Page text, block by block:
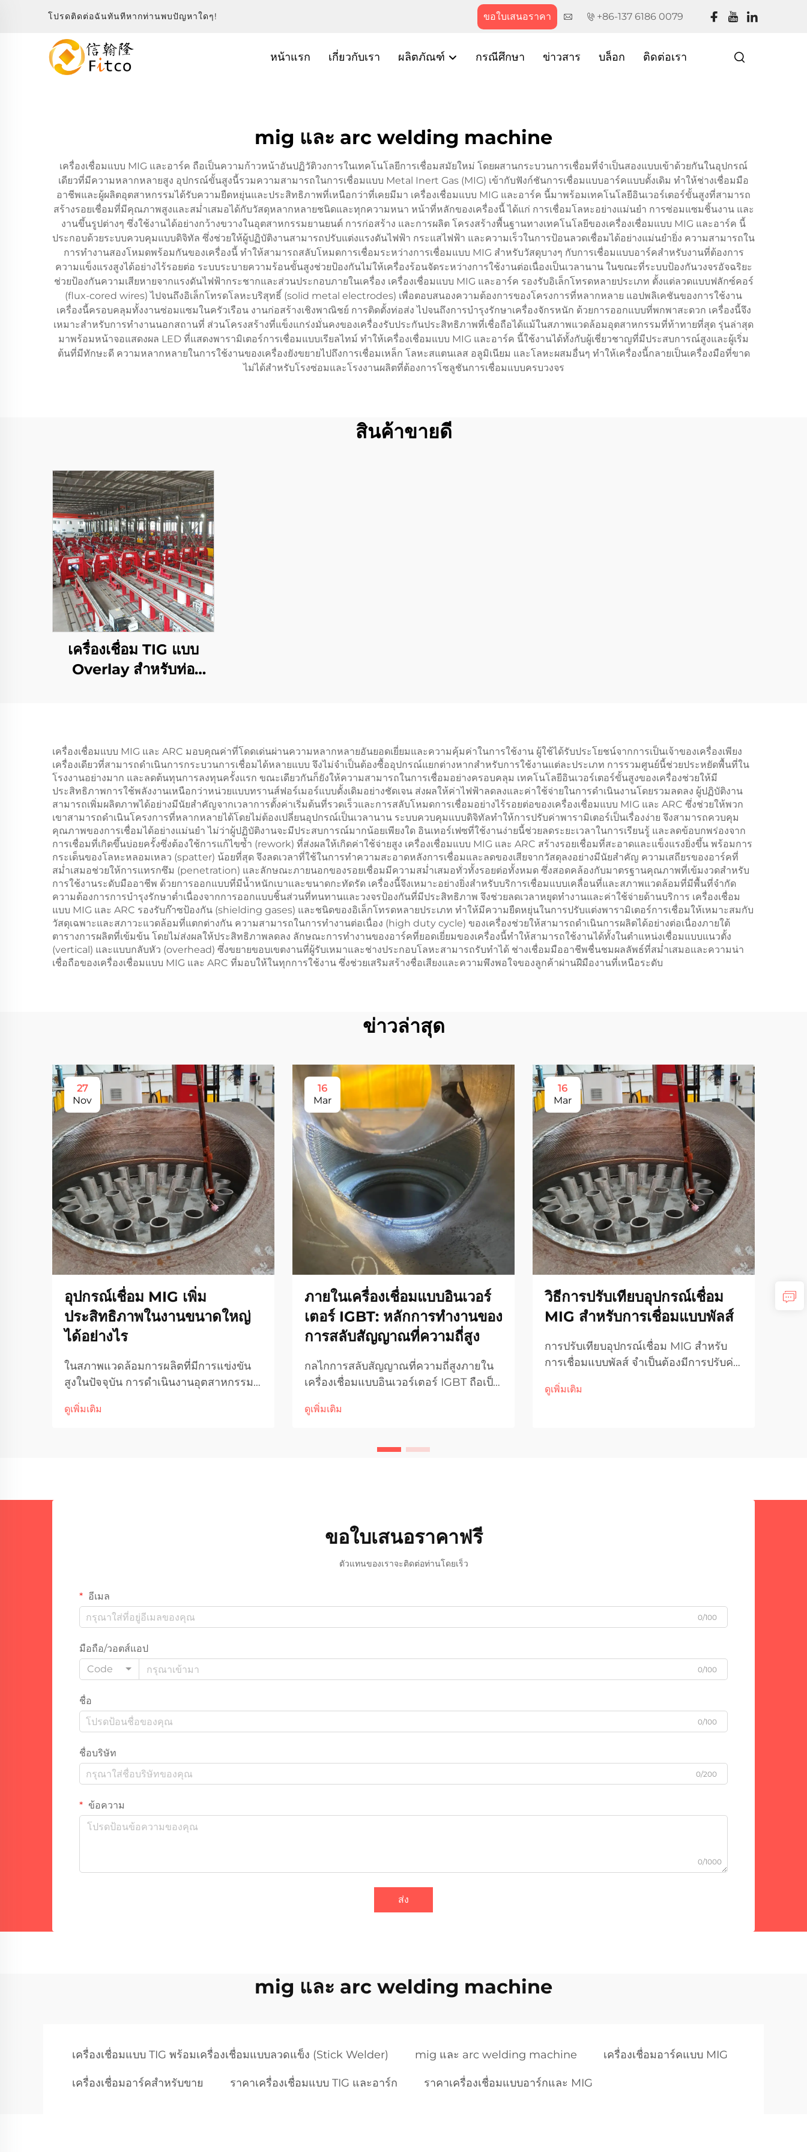
โปรดติดต่อฉันทันทีหากท่านพบปัญหาใดๆ! ขอใบเสนอราคา +86-137 6186 0079
หน้าแรก เกี่ยวกับเรา ผลิตภัณฑ์ กรณีศึกษา ข่าวสาร บล็อก ติดต่อเรา
mig และ arc welding machine
เครื่องเชื่อมแบบ MIG และอาร์ค ถือเป็นความก้าวหน้าอันปฏิวัติวงการในเทคโนโลยีการเชื่อมสมัยใหม่ โดยผสานกระบวนการเชื่อมที่จำเป็นสองแบบเข้าด้วยกันในอุปกรณ์
เดียวที่มีความหลากหลายสูง อุปกรณ์ขั้นสูงนี้รวมความสามารถในการเชื่อมแบบ Metal Inert Gas (MIG) เข้ากับฟังก์ชันการเชื่อมแบบอาร์คแบบดั้งเดิม ทำให้ช่างเชื่อมมือ
อาชีพและผู้ผลิตอุตสาหกรรมได้รับความยืดหยุ่นและประสิทธิภาพที่เหนือกว่าที่เคยมีมา เครื่องเชื่อมแบบ MIG และอาร์ค นี้มาพร้อมเทคโนโลยีอินเวอร์เตอร์ขั้นสูงที่สามารถ
สร้างรอยเชื่อมที่มีคุณภาพสูงและสม่ำเสมอได้กับวัสดุหลากหลายชนิดและทุกความหนา หน้าที่หลักของเครื่องนี้ ได้แก่ การเชื่อมโลหะอย่างแม่นยำ การซ่อมแซมชิ้นงาน และ
งานขึ้นรูปต่างๆ ซึ่งใช้งานได้อย่างกว้างขวางในอุตสาหกรรมยานยนต์ การก่อสร้าง และการผลิต โครงสร้างพื้นฐานทางเทคโนโลยีของเครื่องเชื่อมแบบ MIG และอาร์ค นี้
ประกอบด้วยระบบควบคุมแบบดิจิทัล ซึ่งช่วยให้ผู้ปฏิบัติงานสามารถปรับแต่งแรงดันไฟฟ้า กระแสไฟฟ้า และความเร็วในการป้อนลวดเชื่อมได้อย่างแม่นยำยิ่ง ความสามารถใน
การทำงานสองโหมดพร้อมกันของเครื่องนี้ ทำให้สามารถสลับโหมดการเชื่อมระหว่างการเชื่อมแบบ MIG สำหรับวัสดุบางๆ กับการเชื่อมแบบอาร์คสำหรับงานที่ต้องการ
ความแข็งแรงสูงได้อย่างไร้รอยต่อ ระบบระบายความร้อนขั้นสูงช่วยป้องกันไม่ให้เครื่องร้อนจัดระหว่างการใช้งานต่อเนื่องเป็นเวลานาน ในขณะที่ระบบป้องกันวงจรอัจฉริยะ
ช่วยป้องกันความเสียหายจากแรงดันไฟฟ้ากระชากและส่วนประกอบภายในเครื่อง เครื่องเชื่อมแบบ MIG และอาร์ค รองรับอิเล็กโทรดหลายประเภท ตั้งแต่ลวดแบบฟลักซ์คอร์
(flux-cored wires) ไปจนถึงอิเล็กโทรดโลหะบริสุทธิ์ (solid metal electrodes) เพื่อตอบสนองความต้องการของโครงการที่หลากหลาย แอปพลิเคชันของการใช้งาน
เครื่องนี้ครอบคลุมทั้งงานซ่อมแซมในครัวเรือน งานก่อสร้างเชิงพาณิชย์ การติดตั้งท่อส่ง ไปจนถึงการบำรุงรักษาเครื่องจักรหนัก ด้วยการออกแบบที่พกพาสะดวก เครื่องนี้จึง
เหมาะสำหรับการทำงานนอกสถานที่ ส่วนโครงสร้างที่แข็งแกร่งมั่นคงของเครื่องรับประกันประสิทธิภาพที่เชื่อถือได้แม้ในสภาพแวดล้อมอุตสาหกรรมที่ท้าทายที่สุด รุ่นล่าสุด
มาพร้อมหน้าจอแสดงผล LED ที่แสดงพารามิเตอร์การเชื่อมแบบเรียลไทม์ ทำให้เครื่องเชื่อมแบบ MIG และอาร์ค นี้ใช้งานได้ทั้งกับผู้เชี่ยวชาญที่มีประสบการณ์สูงและผู้เริ่ม
ต้นที่มีทักษะดี ความหลากหลายในการใช้งานของเครื่องยังขยายไปถึงการเชื่อมเหล็ก โลหะสแตนเลส อลูมิเนียม และโลหะผสมอื่นๆ ทำให้เครื่องนี้กลายเป็นเครื่องมือที่ขาด
ไม่ได้สำหรับโรงซ่อมและโรงงานผลิตที่ต้องการโซลูชันการเชื่อมแบบครบวงจร
สินค้าขายดี
เครื่องเชื่อม TIG แบบ
Overlay สำหรับท่อ
เครื่องเชื่อมแบบ MIG และ ARC มอบคุณค่าที่โดดเด่นผ่านความหลากหลายอันยอดเยี่ยมและความคุ้มค่าในการใช้งาน ผู้ใช้ได้รับประโยชน์จากการเป็นเจ้าของเครื่องเพียง
เครื่องเดียวที่สามารถดำเนินการกระบวนการเชื่อมได้หลายแบบ จึงไม่จำเป็นต้องซื้ออุปกรณ์แยกต่างหากสำหรับการใช้งานแต่ละประเภท การรวมศูนย์นี้ช่วยประหยัดพื้นที่ใน
โรงงานอย่างมาก และลดต้นทุนการลงทุนครั้งแรก ขณะเดียวกันก็ยังให้ความสามารถในการเชื่อมอย่างครอบคลุม เทคโนโลยีอินเวอร์เตอร์ขั้นสูงของเครื่องช่วยให้มี
ประสิทธิภาพการใช้พลังงานเหนือกว่าหน่วยแบบทรานส์ฟอร์เมอร์แบบดั้งเดิมอย่างชัดเจน ส่งผลให้ค่าไฟฟ้าลดลงและค่าใช้จ่ายในการดำเนินงานโดยรวมลดลง ผู้ปฏิบัติงาน
สามารถเพิ่มผลิตภาพได้อย่างมีนัยสำคัญจากเวลาการตั้งค่าเริ่มต้นที่รวดเร็วและการสลับโหมดการเชื่อมอย่างไร้รอยต่อของเครื่องเชื่อมแบบ MIG และ ARC ซึ่งช่วยให้พวก
เขาสามารถดำเนินโครงการที่หลากหลายได้โดยไม่ต้องเปลี่ยนอุปกรณ์เป็นเวลานาน ระบบควบคุมแบบดิจิทัลทำให้การปรับค่าพารามิเตอร์เป็นเรื่องง่าย จึงสามารถควบคุม
คุณภาพของการเชื่อมได้อย่างแม่นยำ ไม่ว่าผู้ปฏิบัติงานจะมีประสบการณ์มากน้อยเพียงใด อินเทอร์เฟซที่ใช้งานง่ายนี้ช่วยลดระยะเวลาในการเรียนรู้ และลดข้อบกพร่องจาก
การเชื่อมที่เกิดขึ้นบ่อยครั้งซึ่งต้องใช้การแก้ไขซ้ำ (rework) ที่ส่งผลให้เกิดค่าใช้จ่ายสูง เครื่องเชื่อมแบบ MIG และ ARC สร้างรอยเชื่อมที่สะอาดและแข็งแรงยิ่งขึ้น พร้อมการ
กระเด็นของโลหะหลอมเหลว (spatter) น้อยที่สุด จึงลดเวลาที่ใช้ในการทำความสะอาดหลังการเชื่อมและลดของเสียจากวัสดุลงอย่างมีนัยสำคัญ ความเสถียรของอาร์คที่
สม่ำเสมอช่วยให้การแทรกซึม (penetration) และลักษณะภายนอกของรอยเชื่อมมีความสม่ำเสมอทั่วทั้งรอยต่อทั้งหมด ซึ่งสอดคล้องกับมาตรฐานคุณภาพที่เข้มงวดสำหรับ
การใช้งานระดับมืออาชีพ ด้วยการออกแบบที่มีน้ำหนักเบาและขนาดกะทัดรัด เครื่องนี้จึงเหมาะอย่างยิ่งสำหรับบริการเชื่อมแบบเคลื่อนที่และสภาพแวดล้อมที่มีพื้นที่จำกัด
ความต้องการการบำรุงรักษาต่ำเนื่องจากการออกแบบชิ้นส่วนที่ทนทานและวงจรป้องกันที่มีประสิทธิภาพ จึงช่วยลดเวลาหยุดทำงานและค่าใช้จ่ายด้านบริการ เครื่องเชื่อม
แบบ MIG และ ARC รองรับก๊าซป้องกัน (shielding gases) และชนิดของอิเล็กโทรดหลายประเภท ทำให้มีความยืดหยุ่นในการปรับแต่งพารามิเตอร์การเชื่อมให้เหมาะสมกับ
วัสดุเฉพาะและสภาวะแวดล้อมที่แตกต่างกัน ความสามารถในการทำงานต่อเนื่อง (high duty cycle) ของเครื่องช่วยให้สามารถดำเนินการผลิตได้อย่างต่อเนื่องภายใต้
ตารางการผลิตที่เข้มข้น โดยไม่ส่งผลให้ประสิทธิภาพลดลง ลักษณะการทำงานของอาร์คที่ยอดเยี่ยมของเครื่องนี้ทำให้สามารถใช้งานได้ทั้งในตำแหน่งเชื่อมแบบแนวตั้ง
(vertical) และแบบกลับหัว (overhead) ซึ่งขยายขอบเขตงานที่ผู้รับเหมาและช่างประกอบโลหะสามารถรับทำได้ ช่างเชื่อมมืออาชีพชื่นชมผลลัพธ์ที่สม่ำเสมอและความน่า
เชื่อถือของเครื่องเชื่อมแบบ MIG และ ARC ที่มอบให้ในทุกการใช้งาน ซึ่งช่วยเสริมสร้างชื่อเสียงและความพึงพอใจของลูกค้าผ่านฝีมืองานที่เหนือระดับ
ข่าวล่าสุด
27
Nov
อุปกรณ์เชื่อม MIG เพิ่ม
ประสิทธิภาพในงานขนาดใหญ่
ได้อย่างไร
ในสภาพแวดล้อมการผลิตที่มีการแข่งขัน
สูงในปัจจุบัน การดำเนินงานอุตสาหกรรม
คุณภาพระดับสูง อุปกรณ์เชื่อมแบบ MIG
ดูเพิ่มเติม
16
Mar
ภายในเครื่องเชื่อมแบบอินเวอร์
เตอร์ IGBT: หลักการทำงานของ
การสลับสัญญาณที่ความถี่สูง
กลไกการสลับสัญญาณที่ความถี่สูงภายใน
เครื่องเชื่อมแบบอินเวอร์เตอร์ IGBT ถือเป็น
สำคัญที่สุดของอุปกรณ์เชื่อมสมัยใหม่
กระแสไฟฟ้ากระแสสลับ (AC) จากแหล่ง
ดูเพิ่มเติม
16
Mar
วิธีการปรับเทียบอุปกรณ์เชื่อม
MIG สำหรับการเชื่อมแบบพัลส์
การปรับเทียบอุปกรณ์เชื่อม MIG สำหรับ
การเชื่อมแบบพัลส์ จำเป็นต้องมีการปรับค่า
เหมาะสมที่สุดและคุณภาพของการเชื่อมที่
ดูเพิ่มเติม
วิธี
ขอใบเสนอราคาฟรี
ตัวแทนของเราจะติดต่อท่านโดยเร็ว
อีเมล
0/100
มือถือ/วอตส์แอป
Code
0/100
ชื่อ
0/100
ชื่อบริษัท
0/200
ข้อความ
0/1000
ส่ง
mig และ arc welding machine
เครื่องเชื่อมแบบ TIG พร้อมเครื่องเชื่อมแบบลวดแข็ง (Stick Welder) mig และ arc welding machine เครื่องเชื่อมอาร์คแบบ MIG
เครื่องเชื่อมอาร์คสำหรับขาย ราคาเครื่องเชื่อมแบบ TIG และอาร์ก ราคาเครื่องเชื่อมแบบอาร์กและ MIG